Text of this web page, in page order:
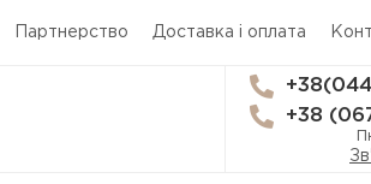
Партнерство Доставка і оплата
+38